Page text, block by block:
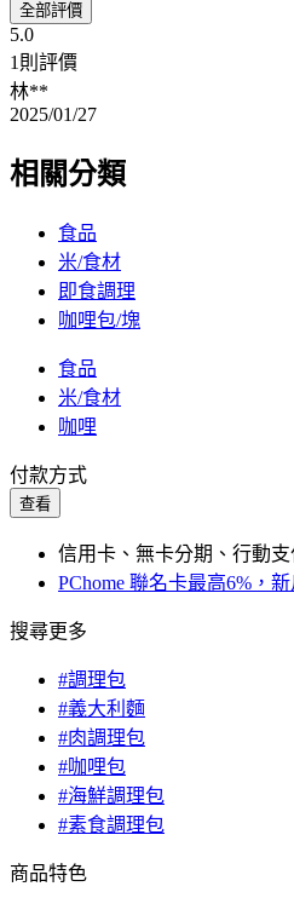
全部評價
5.0
1則評價
林**
2025/01/27
相關分類
食品
米/食材
即食調理
咖哩包/塊
食品
米/食材
咖哩
付款方式
查看
信用卡、無卡分期、行動
PChome 聯名卡最高6%，
搜尋更多
#調理包
#義大利麵
#肉調理包
#咖哩包
#海鮮調理包
#素食調理包
商品特色